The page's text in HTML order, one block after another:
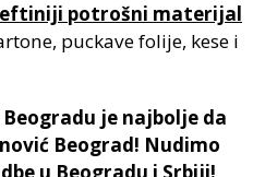
potrošni materijal
puckave folije, kese i
je najbolje da
Beograd! Nudimo